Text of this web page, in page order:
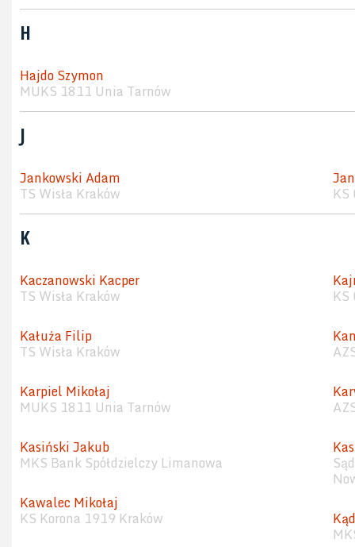
H
Hajdo Szymon
MUKS 1811 Unia Tarnów
J
Jankowski Adam
TS Wisła Kraków
K
Kaczanowski Kacper
TS Wisła Kraków
Kałuża Filip
TS Wisła Kraków
Karpiel Mikołaj
MUKS 1811 Unia Tarnów
Kasiński Jakub
MKS Bank Spółdzielczy Limanowa
Kawalec Mikołaj
KS Korona 1919 Kraków